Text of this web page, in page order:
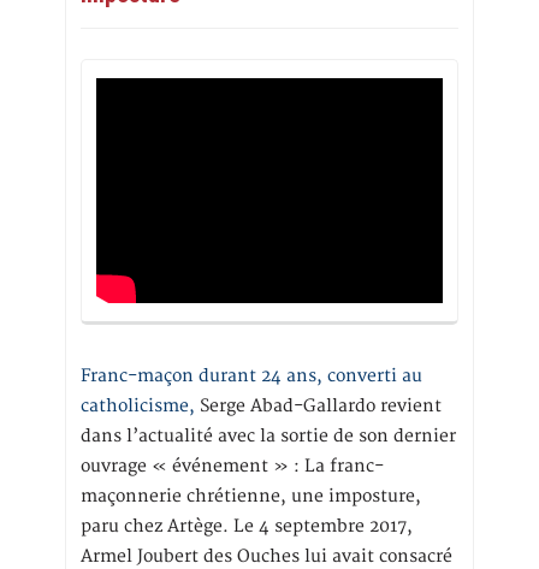
Franc-maçon durant 24 ans, converti au
catholicisme, Serge Abad-Gallardo revient
dans l’actualité avec la sortie de son dernier
ouvrage « événement » : La franc-
maçonnerie chrétienne, une imposture,
paru chez Artège. Le 4 septembre 2017,
Armel Joubert des Ouches lui avait consacré